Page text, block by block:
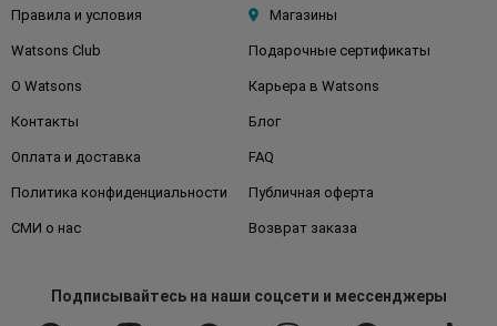
Правила и условия Магазины
Watsons Club Подарочные сертификаты
О Watsons Карьера в Watsons
Контакты Блог
Оплата и доставка FAQ
Политика конфиденциальности Публичная оферта
СМИ о нас Возврат заказа
Подписывайтесьна наши соцсети и мессенджеры